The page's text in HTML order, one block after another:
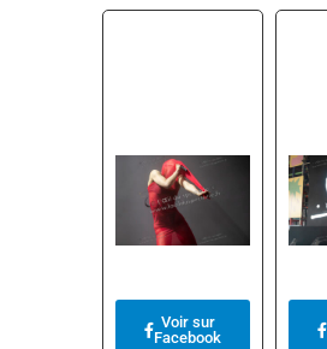
Voir sur
Facebook